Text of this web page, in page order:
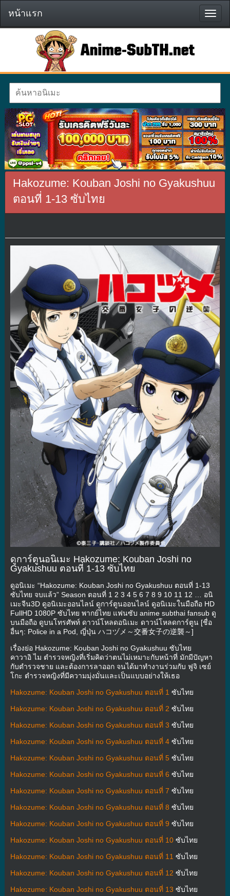
หน้า
แรก
หน้าแรก
Hakozume: Kouban Joshi no Gyakushuu
ตอนที่ 1-13 ซับไทย
ดูการ์ตูนอนิเมะ Hakozume: Kouban Joshi no
Gyakushuu ตอนที่ 1-13 ซับไทย
ดูอนิเมะ “Hakozume: Kouban Joshi no Gyakushuu ตอนที่ 1-13
ซับไทย จบแล้ว” Season ตอนที่ 1 2 3 4 5 6 7 8 9 10 11 12 … อนิ
เมะจีน3D ดูอนิเมะออนไลน์ ดูการ์ตูนออนไลน์ ดูอนิเมะในมือถือ HD
FullHD 1080P ซับไทย พากย์ไทย แฟนซับ anime subthai fansub ดู
บนมือถือ ดูบนโทรศัพท์ ดาวน์โหลดอนิเมะ ดาวน์โหลดการ์ตูน [ชื่อ
อื่นๆ: Police in a Pod, ญี่ปุ่น ハコヅメ～交番女子の逆襲～]
เรื่องย่อ Hakozume: Kouban Joshi no Gyakushuu ซับไทย
คาวาอิ ไม ตำรวจหญิงที่เริ่มคิดว่าตนไม่เหมาะกับหน้าที่ มักมีปัญหา
กับตำรวจชาย และต้องการลาออก จนได้มาทำงานร่วมกับ ฟูจิ เซย์
โกะ ตำรวจหญิงที่มีความมุ่งมั่นและเป็นแบบอย่างให้เธอ
Hakozume: Kouban Joshi no Gyakushuu ตอนที่ 1 ซับไทย
Hakozume: Kouban Joshi no Gyakushuu ตอนที่ 2 ซับไทย
Hakozume: Kouban Joshi no Gyakushuu ตอนที่ 3 ซับไทย
Hakozume: Kouban Joshi no Gyakushuu ตอนที่ 4ซับไทย
Hakozume: Kouban Joshi no Gyakushuu ตอนที่ 5ซับไทย
Hakozume: Kouban Joshi no Gyakushuu ตอนที่ 6 ซับไทย
Hakozume: Kouban Joshi no Gyakushuu ตอนที่ 7 ซับไทย
Hakozume: Kouban Joshi no Gyakushuu ตอนที่ 8 ซับไทย
Hakozume: Kouban Joshi no Gyakushuu ตอนที่ 9 ซับไทย
Hakozume: Kouban Joshi no Gyakushuu ตอนที่ 10ซับไทย
Hakozume: Kouban Joshi no Gyakushuu ตอนที่ 11 ซับไทย
Hakozume: Kouban Joshi no Gyakushuu ตอนที่ 12 ซับไทย
Hakozume: Kouban Joshi no Gyakushuu ตอนที่ 13 ซับไทย